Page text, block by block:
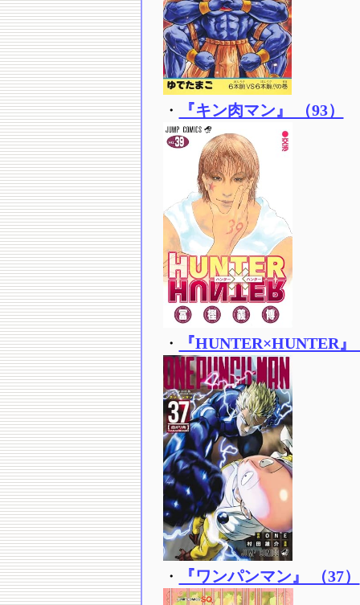
・ 『キン肉マン』 （93）
・ 『HUNTER×HUNTER』
・ 『ワンパンマン』 （37）